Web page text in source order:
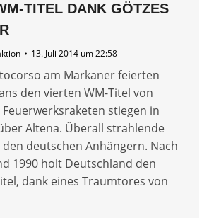
TITEL DANK GÖTZES
13. Juli 2014 um 22:58
am Markaner feierten
den vierten WM-Titel von
stiegen in
Altena. Überall strahlende
deutschen Anhängern. Nach
1990 holt Deutschland den
dank eines Traumtores von